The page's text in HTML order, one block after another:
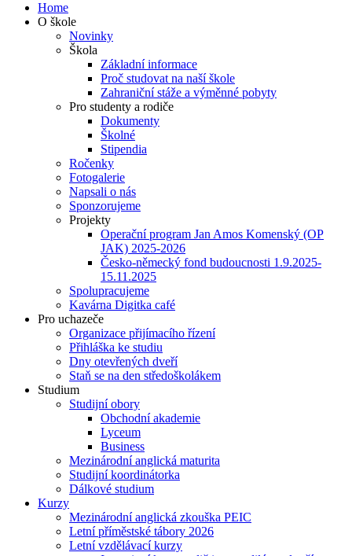
Home
O škole
Novinky
Škola
Základní informace
Proč studovat na naší škole
Zahraniční stáže a výměnné pobyty
Pro studenty a rodiče
Dokumenty
Školné
Stipendia
Ročenky
Fotogalerie
Napsali o nás
Sponzorujeme
Projekty
Operační program Jan Amos Komenský (OP
JAK) 2025-2026
Česko-německý fond budoucnosti 1.9.2025-
15.11.2025
Spolupracujeme
Kavárna Digitka café
Pro uchazeče
Organizace přijímacího řízení
Přihláška ke studiu
Dny otevřených dveří
Staň se na den středoškolákem
Studium
Studijní obory
Obchodní akademie
Lyceum
Business
Mezinárodní anglická maturita
Studijní koordinátorka
Dálkové studium
Kurzy
Mezinárodní anglická zkouška PEIC
Letní příměstské tábory 2026
Letní vzdělávací kurzy